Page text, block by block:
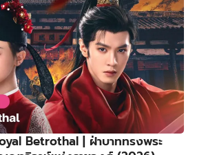
Betrothal | ฝ่าบาททรงพระ